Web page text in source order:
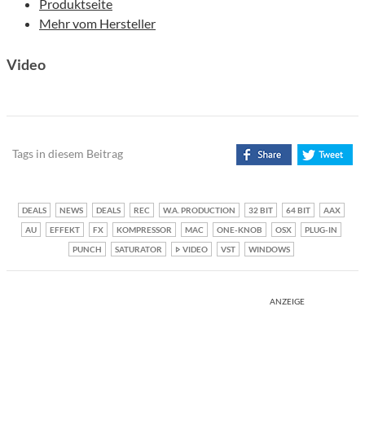
Produktseite
Mehr vom Hersteller
Video
Tags in diesem Beitrag
DEALS NEWS DEALS REC W.A. PRODUCTION 32 BIT 64 BIT
AAX
AU
EFFEKT FX KOMPRESSOR MAC ONE-KNOB OSX
PLUG-IN
PUNCH
SATURATOR VIDEO VST WINDOWS
ANZEIGE